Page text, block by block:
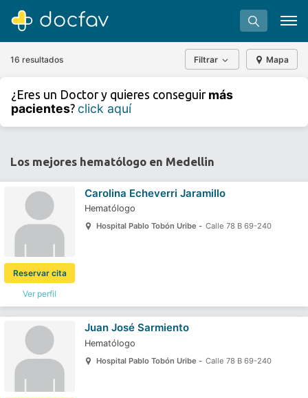
Buscar
¿Eres un doctor?
16 resultados Filtrar Mapa
¿Eres un Doctor y quieres conseguir más
pacientes? click aquí
Los mejores hematólogo en Medellin
Ver perfil
Reservar cita
Carolina Echeverri Jaramillo
Hematólogo
Hospital Pablo Tobón Uribe - Calle 78 B 69-240
Juan José Sarmiento
Hematólogo
Hospital Pablo Tobón Uribe - Calle 78 B 69-240
⇧
©
contributors.